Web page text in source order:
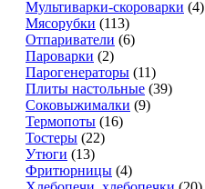
Мультиварки-скороварки (4)
Мясорубки (113)
Отпариватели (6)
Пароварки (2)
Парогенераторы (11)
Плиты настольные (39)
Соковыжималки (9)
Термопоты (16)
Тостеры (22)
Утюги (13)
Фритюрницы (4)